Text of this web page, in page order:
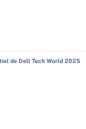
de Dell Tech World 2025